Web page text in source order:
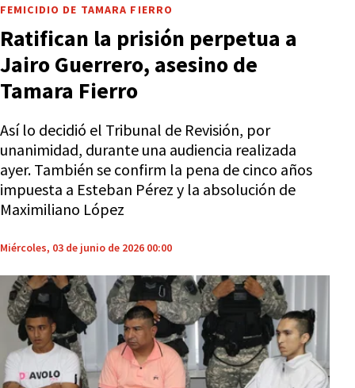
FEMICIDIO DE TAMARA FIERRO
Ratifican la prisión perpetua a
Jairo Guerrero, asesino de
Tamara Fierro
Así lo decidió el Tribunal de Revisión, por
unanimidad, durante una audiencia realizada
ayer. También se confirm la pena de cinco años
impuesta a Esteban Pérez y la absolución de
Maximiliano López
Miércoles, 03 de junio de 2026 00:00